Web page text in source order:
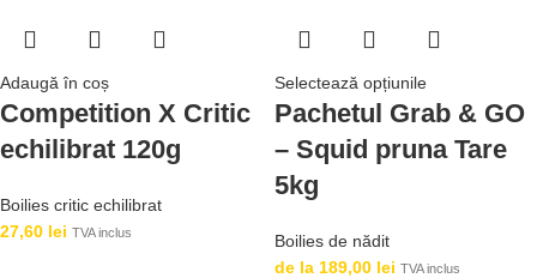
Adaugă în coș
Competition X Critic
echilibrat 120g
Boilies critic echilibrat
27,60 lei TVA inclus
Selectează opțiunile
Pachetul Grab & GO
– Squid pruna Tare
5kg
Boilies de nădit
de la 189,00 lei TVA inclus